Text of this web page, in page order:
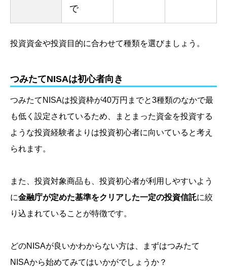
で
投資資金や投資目的に合わせて種類を選びましょう。
つみたてNISAは初心者向き
つみたてNISAは投資枠が40万円までと3種類のなかで最
も低く設定されているため、まとまった資金を投資する
ような投資経験者よりは投資初心者に向いていると考え
られます。
また、投資対象商品も、投資初心者が利用しやすいよう
に金融庁が定めた基準をクリアした一定の投資信託に絞
り込まれていることが特徴です。
どのNISAが良いかわからない方は、まずはつみたて
NISAから始めてみてはいかがでしょうか？